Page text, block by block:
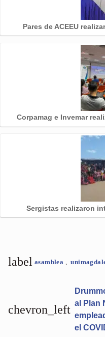
Pares de ACEEU
Corpamag e Invemar
Sergistas realizaron
label asamblea
chevron_left al Plan
el